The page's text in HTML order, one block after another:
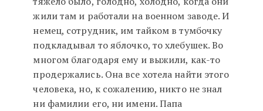
жили там и работали на военном заводе. И
немец, сотрудник, им тайком в тумбочку
подкладывал то яблочко, то хлебушек. Во
многом благодаря ему и выжили, как-то
продержались. Она все хотела найти этого
человека, но, к сожалению, никто не знал
ни фамилии его, ни имени. Папа